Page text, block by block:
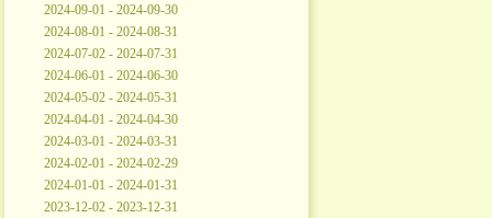
2024-09-01 - 2024-09-30
2024-08-01 - 2024-08-31
2024-07-02 - 2024-07-31
2024-06-01 - 2024-06-30
2024-05-02 - 2024-05-31
2024-04-01 - 2024-04-30
2024-03-01 - 2024-03-31
2024-02-01 - 2024-02-29
2024-01-01 - 2024-01-31
2023-12-02 - 2023-12-31